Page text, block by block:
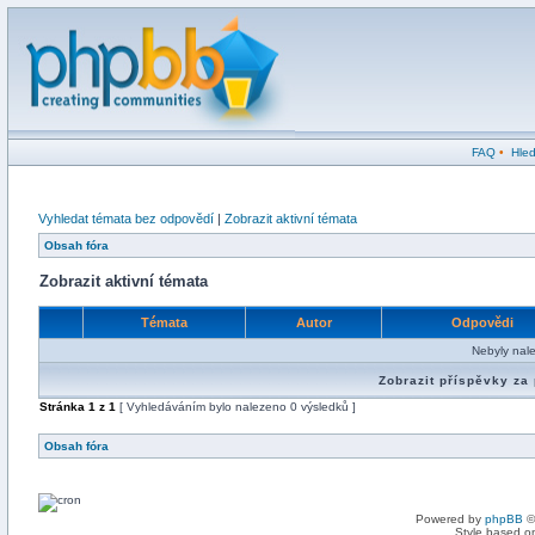
FAQ•
Vyhledat témata bez odpovědí | Zobrazit aktivní témata
Obsah fóra
Zobrazit aktivní témata
Témata Autor Odpovědi
Nebyly
Zobrazit příspěvky za
Stránka 1 z 1 [ Vyhledáváním bylo nalezeno 0 výsledků ]
Obsah fóra
Powered by phpBB
Style based